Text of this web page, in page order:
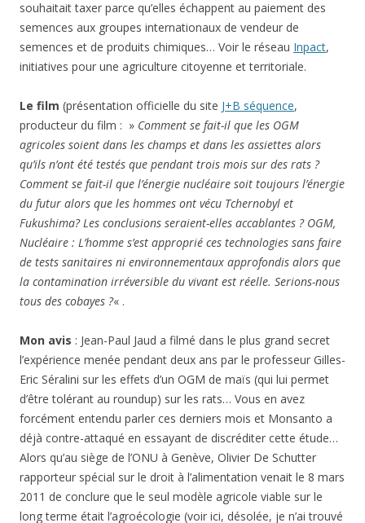
souhaitait taxer parce qu’elles échappent au paiement des
semences aux groupes internationaux de vendeur de
semences et de produits chimiques… Voir le réseau Inpact,
initiatives pour une agriculture citoyenne et territoriale.
Le film (présentation officielle du site J+B séquence,
producteur du film : » Comment se fait-il que les OGM
agricoles soient dans les champs et dans les assiettes alors
qu’ils n’ont été testés que pendant trois mois sur des rats ?
Comment se fait-il que l’énergie nucléaire soit toujours l’énergie
du futur alors que les hommes ont vécu Tchernobyl et
Fukushima? Les conclusions seraient-elles accablantes ? OGM,
Nucléaire : L’homme s’est approprié ces technologies sans faire
de tests sanitaires ni environnementaux approfondis alors que
la contamination irréversible du vivant est réelle. Serions-nous
tous des cobayes ?« .
Mon avis : Jean-Paul Jaud a filmé dans le plus grand secret
l’expérience menée pendant deux ans par le professeur Gilles-
Eric Séralini sur les effets d’un OGM de maïs (qui lui permet
d’être tolérant au roundup) sur les rats… Vous en avez
forcément entendu parler ces derniers mois et Monsanto a
déjà contre-attaqué en essayant de discréditer cette étude…
Alors qu’au siège de l’ONU à Genève, Olivier De Schutter
rapporteur spécial sur le droit à l’alimentation venait le 8 mars
2011 de conclure que le seul modèle agricole viable sur le
long terme était l’agroécologie (voir ici, désolée, je n’ai trouvé